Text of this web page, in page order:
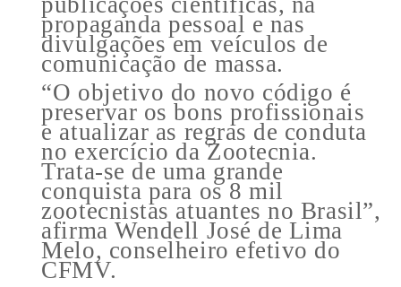
propaganda pessoal e nas
divulgações em veículos de
comunicação de massa.
“O objetivo do novo código é
preservar os bons profissionais
e atualizar as regras de conduta
no exercício da Zootecnia.
Trata-se de uma grande
conquista para os 8 mil
zootecnistas atuantes no Brasil”,
afirma Wendell José de Lima
Melo, conselheiro efetivo do
CFMV.